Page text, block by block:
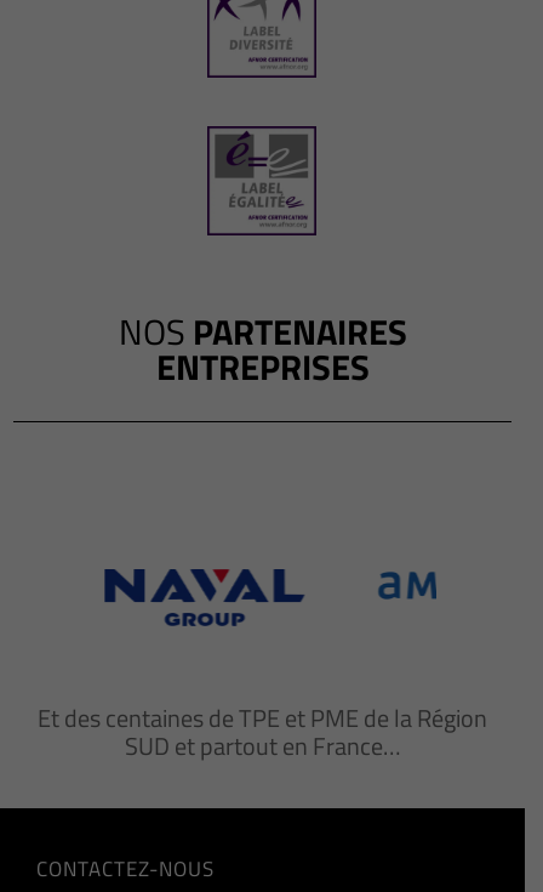
NOS PARTENAIRES
ENTREPRISES
Et des centaines de TPE et PME de la Région
SUD et partout en France…
CONTACTEZ-NOUS